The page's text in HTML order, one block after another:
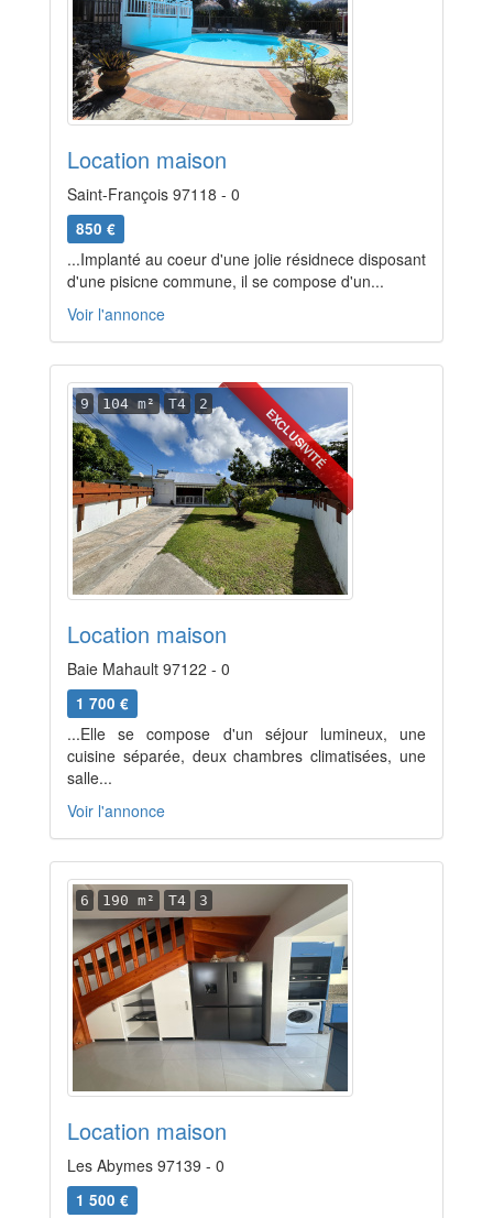
Location maison
Saint-François 97118 - 0
850 €
...Implanté au coeur d'une jolie résidnece disposant
d'une pisicne commune, il se compose d'un...
Voir l'annonce
EXCLUSIVITÉ
9 104 m² T4 2
Location maison
Baie Mahault 97122 - 0
1 700 €
...Elle se compose d'un séjour lumineux, une
cuisine séparée, deux chambres climatisées, une
salle...
Voir l'annonce
6 190 m² T4 3
Location maison
Les Abymes 97139 - 0
1 500 €